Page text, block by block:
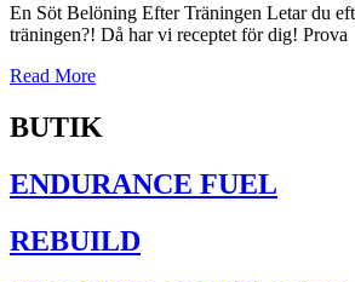
En Söt Belöning Efter Träningen Letar du
träningen?! Då har vi receptet för dig! Prova
Read More
BUTIK
ENDURANCE FUEL
REBUILD